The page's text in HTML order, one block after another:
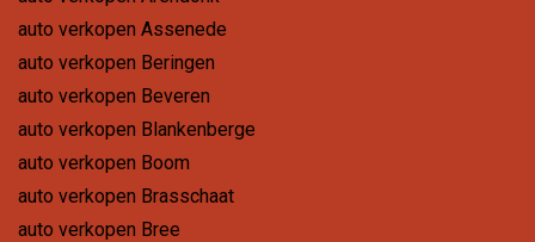
auto verkopen Assenede
auto verkopen Beringen
auto verkopen Beveren
auto verkopen Blankenberge
auto verkopen Boom
auto verkopen Brasschaat
auto verkopen Bree